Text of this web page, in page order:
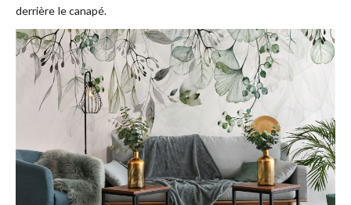
derrière le canapé.